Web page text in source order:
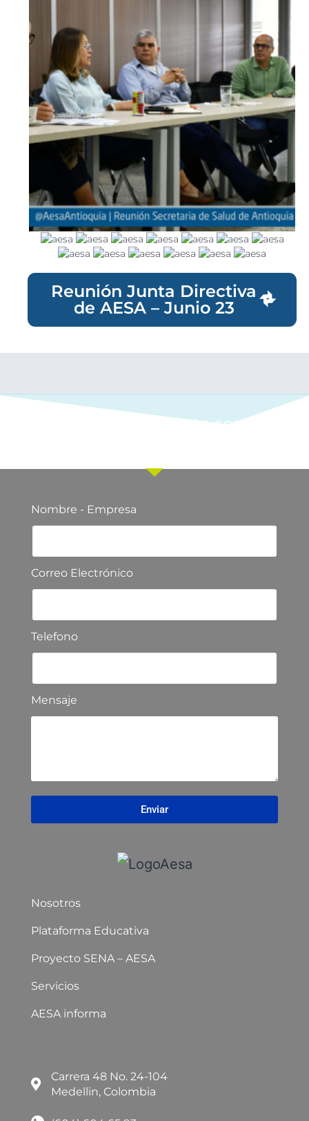
Reunión Junta Directiva
de AESA – Junio 23
Ponte en contacto con
Nombre - Empresa
Correo Electrónico
Telefono
Mensaje
Enviar
Nosotros
Plataforma Educativa
Proyecto SENA – AESA
Servicios
AESA informa
Carrera 48 No. 24-104
Medellin, Colombia